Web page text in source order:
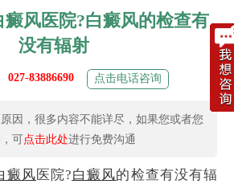
风医院?白癜风的检查有
没有辐射
027-83886690 点击电话咨询
因，很多内容不能详尽，如果您或者您
可点击此处进行免费沟通
癜风 医院?白癜风的检查有没有辐